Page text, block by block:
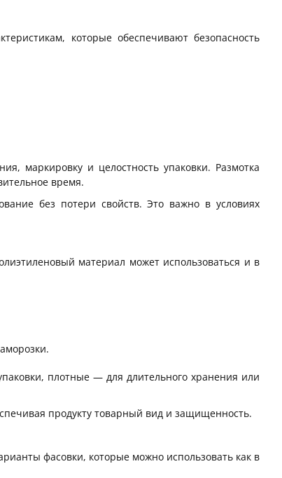
которые обеспечивают безопасность
маркировку и целостность упаковки. Размотка
время.
без потери свойств. Это важно в условиях
материал может использоваться и в
плотные — для длительного хранения или
продукту товарный вид и защищенность.
фасовки, которые можно использовать как в